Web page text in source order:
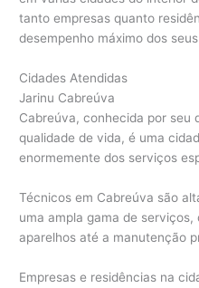
tanto empresas quanto
desempenho máximo dos
Cidades Atendidas
Jarinu Cabreúva
Cabreúva, conhecida por seu
qualidade de vida, é uma
enormemente dos serviços
Técnicos em Cabreúva são
uma ampla gama de
aparelhos até a manutenção
Empresas e residências na